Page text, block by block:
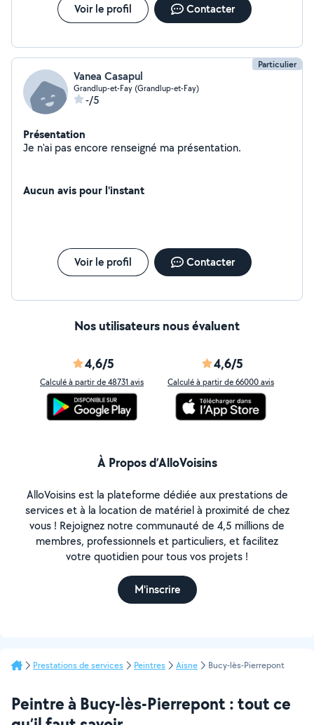
Voir le profil Contacter
Particulier
Vanea Casapul
Grandlup-et-Fay (Grandlup-et-Fay)
-/5
Présentation
Je n'ai pas encore renseigné ma présentation.
Aucun avis pour l'instant
Voir le profil Contacter
Nos utilisateurs nous évaluent
4,6/5
Calculé à partir de 48731 avis
4,6/5
Calculé à partir de 66000 avis
À Propos d’AlloVoisins
AlloVoisins est la plateforme dédiée aux prestations de
services et à la location de matériel à proximité de chez
vous ! Rejoignez notre communauté de 4,5 millions de
membres, professionnels et particuliers, et facilitez
votre quotidien pour tous vos projets !
M'inscrire
Prestations de services Peintres Aisne Bucy-lès-Pierrepont
Peintre à Bucy-lès-Pierrepont : tout ce